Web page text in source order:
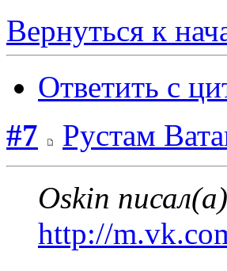
Вернуться к
Ответить с
#7
Рустам
Oskin
http://